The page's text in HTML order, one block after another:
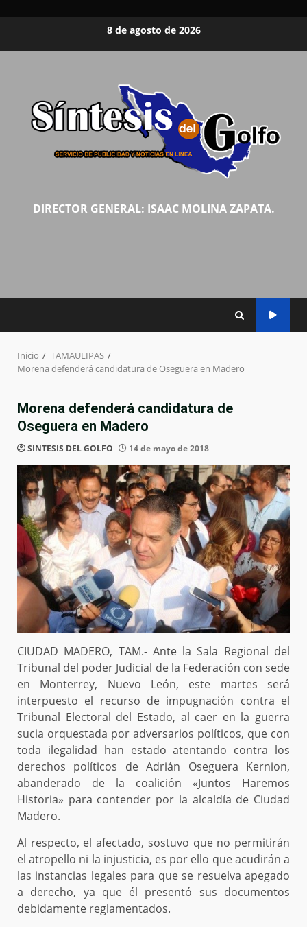
8 de agosto de 2026
DIRECTOR GENERAL: ISAAC MOLINA ZAPATA.
Inicio
TAMAULIPAS
Morena defenderá candidatura de Oseguera en Madero
Morena defenderá candidatura de
Oseguera en Madero
SINTESIS DEL GOLFO 14 de mayo de 2018
CIUDAD MADERO, TAM.- Ante la Sala Regional del
Tribunal del poder Judicial de la Federación con sede
en Monterrey, Nuevo León, este martes será
interpuesto el recurso de impugnación contra el
Tribunal Electoral del Estado, al caer en la guerra
sucia orquestada por adversarios políticos, que con
toda ilegalidad han estado atentando contra los
derechos políticos de Adrián Oseguera Kernion,
abanderado de la coalición «Juntos Haremos
Historia» para contender por la alcaldía de Ciudad
Madero.
Al respecto, el afectado, sostuvo que no permitirán
el atropello ni la injusticia, es por ello que acudirán a
las instancias legales para que se resuelva apegado
a derecho, ya que él presentó sus documentos
debidamente reglamentados.